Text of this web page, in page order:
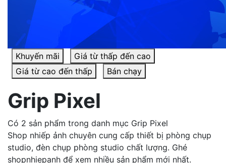
Khuyến mãi
Giá từ thấp đến cao
Giá từ cao đến thấp
Bán chạy
Grip Pixel
Có 2 sản phẩm trong danh mục Grip Pixel
Shop nhiếp ảnh chuyên cung cấp thiết bị phòng chụp
studio, đèn chụp phòng studio chất lượng. Ghé
shopnhiepanh để xem nhiều sản phẩm mới nhất.